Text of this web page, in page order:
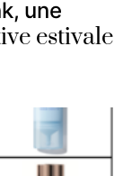
une
estivale